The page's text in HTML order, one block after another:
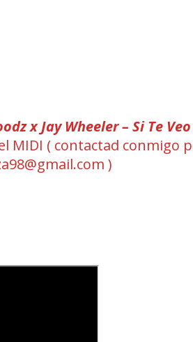
x Jay Wheeler – Si Te Veo
MIDI ( contactad conmigo
)